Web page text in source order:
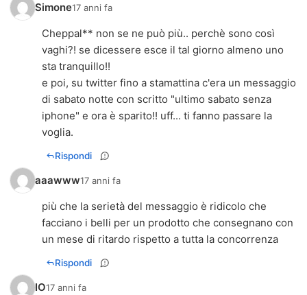
Simone17 anni fa
Cheppal** non se ne può più.. perchè sono così
vaghi?! se dicessere esce il tal giorno almeno uno
sta tranquillo!!
e poi, su twitter fino a stamattina c'era un messaggio
di sabato notte con scritto "ultimo sabato senza
iphone" e ora è sparito!! uff... ti fanno passare la
voglia.
Rispondi
aaawww17 anni fa
più che la serietà del messaggio è ridicolo che
facciano i belli per un prodotto che consegnano con
un mese di ritardo rispetto a tutta la concorrenza
Rispondi
IO17 anni fa